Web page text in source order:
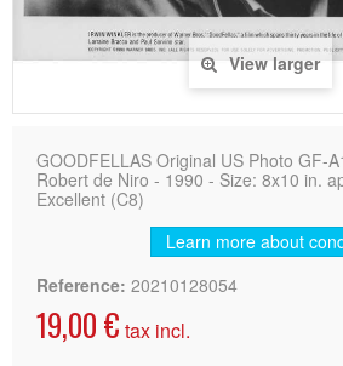
View larger
GOODFELLAS Original US Photo GF-
Robert de Niro - 1990 - Size: 8x10 in.
Excellent (C8)
Learn more about
Reference: 20210128054
19,00 € tax incl.